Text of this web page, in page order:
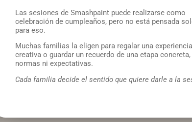
Las sesiones de Smashpaint puede realizarse como
celebración de cumpleaños, pero no está pensada
para eso.
Muchas familias la eligen para regalar una experiencia
creativa o guardar un recuerdo de una etapa
normas ni expectativas.
Cada familia decide el sentido que quiere darle a la